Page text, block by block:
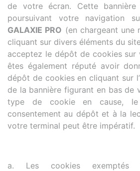
de votre écran. Cette bannière
poursuivant votre navigation
GALAXIE PRO (en chargeant une
cliquant sur divers éléments du
acceptez le dépôt de cookies sur
êtes également réputé avoir
dépôt de cookies en cliquant sur
de la bannière figurant en bas de
type de cookie en cause,
consentement au dépôt et à la
votre terminal peut être impératif.
a. Les cookies exemptés